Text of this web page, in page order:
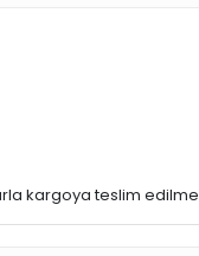
kargoya teslim